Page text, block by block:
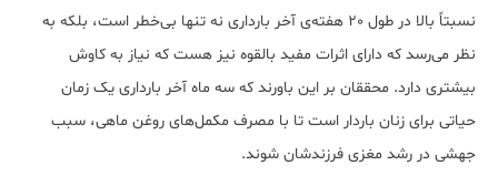
نسبتاً بالا در طول 20 هفته‌ی آخر بارداری نه تنها بی‌خطر است، بلکه به
نظر می‌رسد که دارای اثرات مفید بالقوه نیز هست که نیاز به کاوش
بیشتری دارد. محققان بر این باورند که سه ماه آخر بارداری یک زمان
حیاتی برای زنان باردار است تا با مصرف مکمل‌های روغن ماهی، سبب
جهشی در رشد مغزی فرزندشان شوند.